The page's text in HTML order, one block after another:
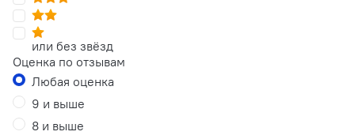
или без звёзд
Оценка по отзывам
Любая оценка
9 и выше
8 и выше